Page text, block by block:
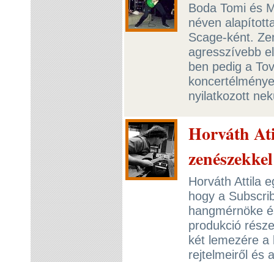
Boda Tomi és
néven
Scage-ként.
agresszívebb
ben pedig a
nyilatkozott
Horváth
Horváth Attila
hogy a
hangmérnöke
produkció
két lemezére a
rejtelmeiről és